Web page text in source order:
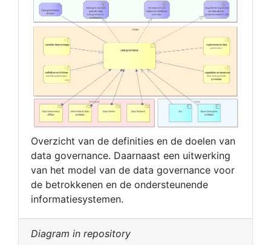
Overzicht van de definities en de doelen van
data governance. Daarnaast een uitwerking
van het model van de data governance voor
de betrokkenen en de ondersteunende
informatiesystemen.
Diagram in repository